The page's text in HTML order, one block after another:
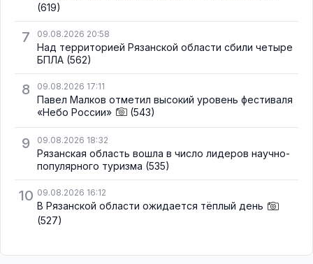
(619)
7 09.08.2026 20:58
Над территорией Рязанской области сбили четыре
БПЛА (562)
8 09.08.2026 17:11
Павел Малков отметил высокий уровень фестиваля
«Небо России»
(543)
9 09.08.2026 18:32
Рязанская область вошла в число лидеров научно-
популярного туризма (535)
10 09.08.2026 16:12
В Рязанской области ожидается тёплый день
(527)